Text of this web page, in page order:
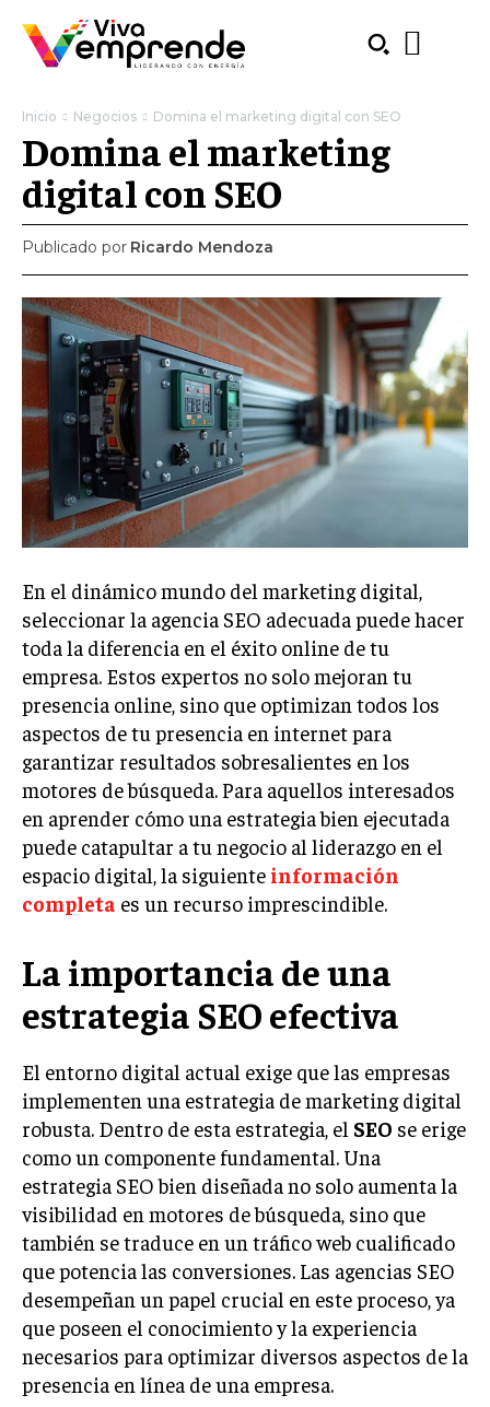
SUBSCRIBE
Welcome to Liberty Case
We have a curated list of the most noteworthy news from all
across the globe. With any subscription plan, you get access
Your Profile
NEWS LIFESTYLE PUBLIC OPINION
LIFESTYLE
ESTRATEGIAS DE MARKETING
AGENCIAS DE MARKETING
AGENCIAS DE POSICIONAMIENTO WEB SEO
VENTA DE ENLACES
MARKETING DIGITAL
PUBLICIDAD
VENTAS Y PERSUASIÓN
GESTIÓN DE PRODUCTOS
COMUNICACIÓN CORPORATIVA
Inicio Negocios Domina el marketing digital con SEO
Domina el marketing
digital con SEO
Publicado por Ricardo Mendoza
En el dinámico mundo del marketing digital,
seleccionar la agencia SEO adecuada puede hacer
toda la diferencia en el éxito online de tu
empresa. Estos expertos no solo mejoran tu
presencia online, sino que optimizan todos los
aspectos de tu presencia en internet para
garantizar resultados sobresalientes en los
motores de búsqueda. Para aquellos interesados
en aprender cómo una estrategia bien ejecutada
puede catapultar a tu negocio al liderazgo en el
espacio digital, la siguiente información
completa es un recurso imprescindible.
La importancia de una
estrategia SEO efectiva
El entorno digital actual exige que las empresas
implementen una estrategia de marketing digital
robusta. Dentro de esta estrategia, el SEO se erige
como un componente fundamental. Una
estrategia SEO bien diseñada no solo aumenta la
visibilidad en motores de búsqueda, sino que
también se traduce en un tráfico web cualificado
que potencia las conversiones. Las agencias SEO
desempeñan un papel crucial en este proceso, ya
que poseen el conocimiento y la experiencia
necesarios para optimizar diversos aspectos de la
presencia en línea de una empresa.